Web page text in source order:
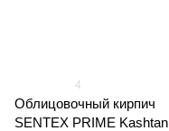
4
Облицовочный кирпич
SENTEX PRIME Kashtan